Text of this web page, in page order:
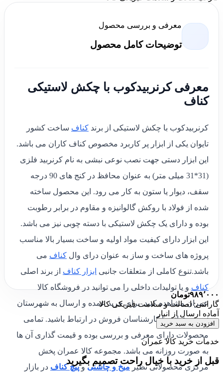
معرفی و بررسی محصول
توضیحات کامل محصول
معرفی کرنربیدکوب با چکش لاستیکی
کناف
کرنربیدکوب با چکش لاستیکی از برند کناف ساخت کشور
تایوان یکی از ابزار پر کاربرد مخصوص کناف کاران می باشد.
این ابزار دستی جهت نصب نوعی نبشی به نام کرنربید فلزی
(31*31 میلی متر) به عنوان محافظ در کنج های 90 درجه
سقف، دیوار یا ستون به کار می رود. این محصول ساخته
شده از فولاد با روکش گالوانیزه و مقاوم در برابر رطوبت
بوده و دارای یک چکش لاستیکی با دسته چوبی نیز می باشد.
این ابزار دارای کیفیت مواد اولیه و ساخت بسیار بالا مناسب
پروژه های ساخت و ساز به عنوان درای وال کناف می
باشد.تنوع کاملی از متعلقات جانبی ابزار کناف از برند اصلی
کناف و یا تولیدات داخلی را می توانید در فروشگاه کالا
عمران مشاهده کنید. برای خرید عمده و ارسال به شهرستان
نیز می توانید با کارشناسان فروش در ارتباط باشید. تمامی
محصولات دارای معرفی و بررسی بوده و قیمت گذاری آن ها
به صورت روزانه می باشد. مجموعه کالا عمران پخش
مرکزی محصولاتی نظیرمیخ و چاشنیوپیچ کناف در بازار
۹۸۹٬۰۰۰تومان
گارانتی: اصالت و سلامت فیزیکی کالا
آماده ارسال از انبار
افزودن به سبد خرید
خدمات خرید کالا عمران
قبل از خرید با خیال راحت تصمیم بگیرید